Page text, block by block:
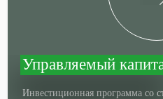
Управляемый
Инвестиционная программа со